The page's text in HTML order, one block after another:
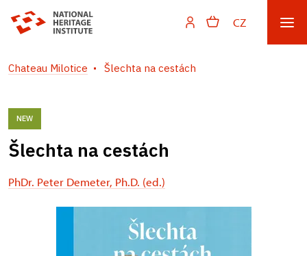
CZ
Chateau Milotice Šlechta na cestách
NEW
Šlechta na cestách
PhDr. Peter Demeter, Ph.D. (ed.)